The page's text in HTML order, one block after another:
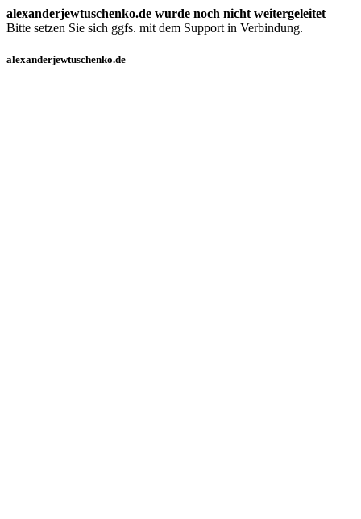
alexanderjewtuschenko.de wurde noch nicht weitergeleitet
Bitte setzen Sie sich ggfs. mit dem Support in Verbindung.
alexanderjewtuschenko.de